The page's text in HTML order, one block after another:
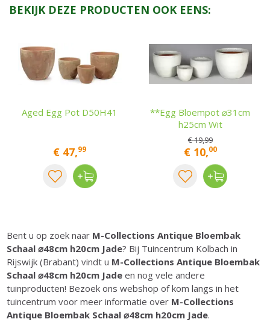
BEKIJK DEZE PRODUCTEN OOK EENS:
Aged Egg Pot D50H41
€ 47,99
**Egg Bloempot ⌀31cm
h25cm Wit
€19,99
€ 10,00
Bent u op zoek naar M-Collections Antique Bloembak
Schaal ⌀48cm h20cm Jade? Bij Tuincentrum Kolbach in
Rijswijk (Brabant) vindt u M-Collections Antique Bloembak
Schaal ⌀48cm h20cm Jade en nog vele andere
tuinproducten! Bezoek ons webshop of kom langs in het
tuincentrum voor meer informatie over M-Collections
Antique Bloembak Schaal ⌀48cm h20cm Jade.